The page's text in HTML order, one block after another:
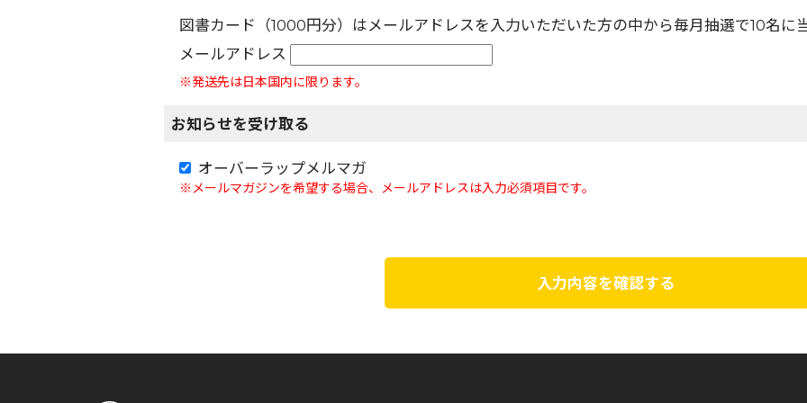
図書カード（1000円分）はメールアドレスを入力いただいた方の中から毎月抽選で10名に
メールアドレス
※発送先は日本国内に限ります。
お知らせを受け取る
オーバーラップメルマガ
※メールマガジンを希望する場合、メールアドレスは入力必須項目です。
入力内容を確認する